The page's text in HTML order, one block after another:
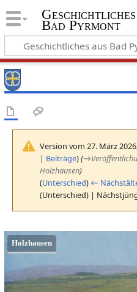
Bad Pyrmont
Version vom 27. März
| Beiträge)(→
Holzhausen)
(Unterschied) ←
(Unterschied) |
Holzhausen